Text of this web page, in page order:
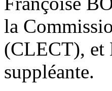
la
(CLECT), et
suppléante.